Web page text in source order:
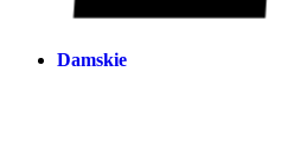
Damskie